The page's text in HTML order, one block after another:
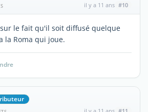
il y a 11 ans #10
le fait qu'il soit diffusé quelque
la Roma qui joue.